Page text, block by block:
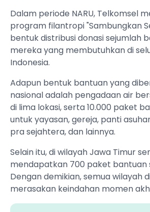
Dalam periode NARU, Telkomsel
program filantropi "Sambungkan
bentuk distribusi donasi sejumlah
mereka yang membutuhkan di
Indonesia.
Adapun bentuk bantuan yang
nasional adalah pengadaan air
di lima lokasi, serta 10.000 paket
untuk yayasan, gereja, panti
pra sejahtera, dan lainnya.
Selain itu, di wilayah Jawa Timur
mendapatkan 700 paket bantuan
Dengan demikian, semua wilayah
merasakan keindahan momen